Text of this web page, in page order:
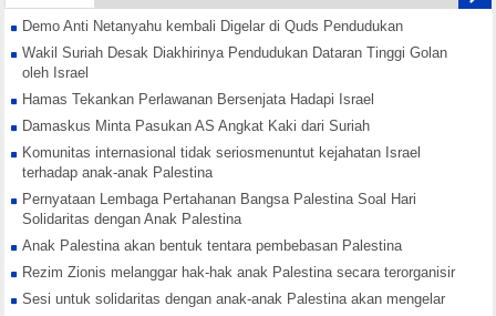
Demo Anti Netanyahu kembali Digelar di Quds Pendudukan
Wakil Suriah Desak Diakhirinya Pendudukan Dataran Tinggi Golan
oleh Israel
Hamas Tekankan Perlawanan Bersenjata Hadapi Israel
Damaskus Minta Pasukan AS Angkat Kaki dari Suriah
Komunitas internasional tidak seriosmenuntut kejahatan Israel
terhadap anak-anak Palestina
Pernyataan Lembaga Pertahanan Bangsa Palestina Soal Hari
Solidaritas dengan Anak Palestina
Anak Palestina akan bentuk tentara pembebasan Palestina
Rezim Zionis melanggar hak-hak anak Palestina secara terorganisir
Sesi untuk solidaritas dengan anak-anak Palestina akan mengelar